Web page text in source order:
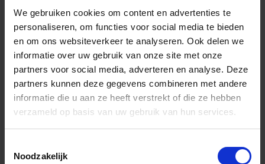
We gebruiken cookies om content en advertenties te
personaliseren, om functies voor social media te bieden
en om ons websiteverkeer te analyseren. Ook delen we
informatie over uw gebruik van onze site met onze
partners voor social media, adverteren en analyse. Deze
partners kunnen deze gegevens combineren met andere
informatie die u aan ze heeft verstrekt of die ze hebben
verzameld op basis van uw gebruik van hun services.
Noodzakelijk
Total, dan weet u zeker dat u gaat wassen als
een echte expert. Wij geven u deskundig én
geheel onafhankelijk advies in alles wat u nodig
bent voor uw wasruimte. Ook kunnen we u
helpen bij de levering en plaatsing van uw
bedrijfswasmachine. Nieuwsgierig geworden?